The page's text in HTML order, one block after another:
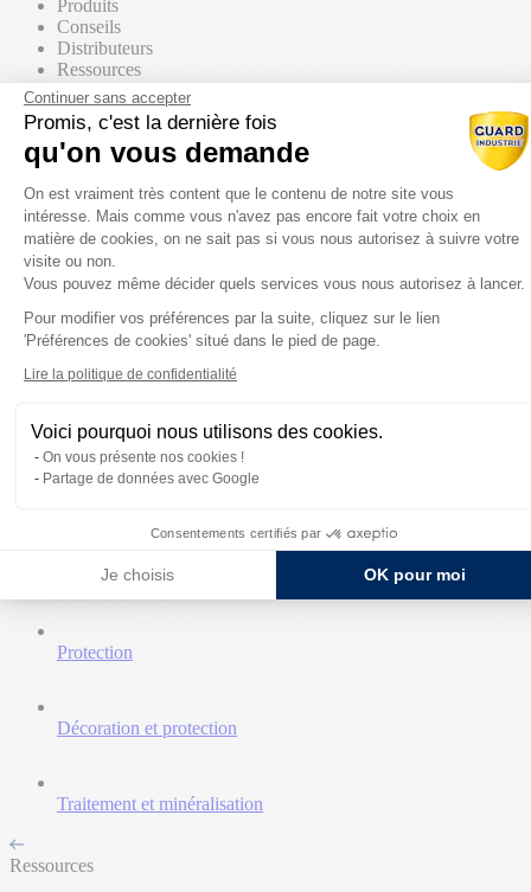
Produits
Conseils
Distributeurs
Ressources
Contact commercial
Nos Produits
Tous les produits
Par supports
Mur / Façade
Toiture
Par gammes
Nettoyant et décapant
Protection
Décoration et protection
Traitement et minéralisation
Ressources
Continuer sans accepter
Promis, c'est la dernière fois
qu'on vous demande
Plateforme de Gestion du
On est vraiment très content que le contenu de notre site vous
intéresse. Mais comme vous n'avez pas encore fait votre choix en
matière de cookies, on ne sait pas si vous nous autorisez à suivre votre
visite ou non.
Vous pouvez même décider quels services vous nous autorisez à lancer.
Pour modifier vos préférences par la suite, cliquez sur le lien
'Préférences de cookies' situé dans le pied de page.
Lire la politique de confidentialité
Voici pourquoi nous utilisons des cookies.
On vous présente nos cookies !
Partage de données avec Google
Consentements certifiés par
Je choisis OK pour moi
Axeptio consent